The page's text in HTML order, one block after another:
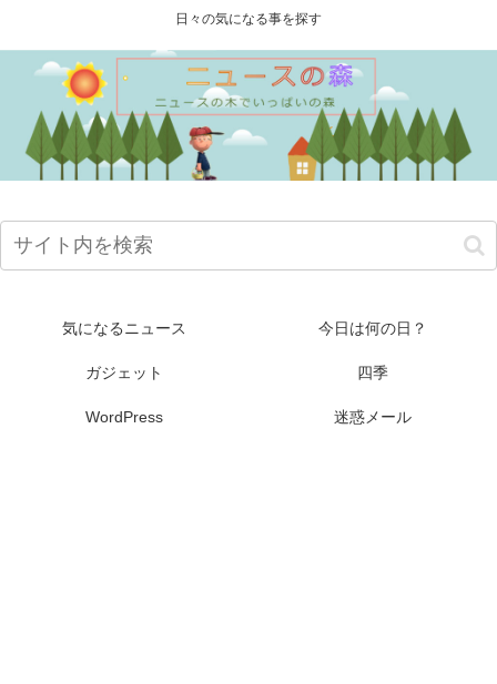
日々の気になる事を探す
気になるニュース 今日は何の日？
ガジェット 四季
WordPress 迷惑メール